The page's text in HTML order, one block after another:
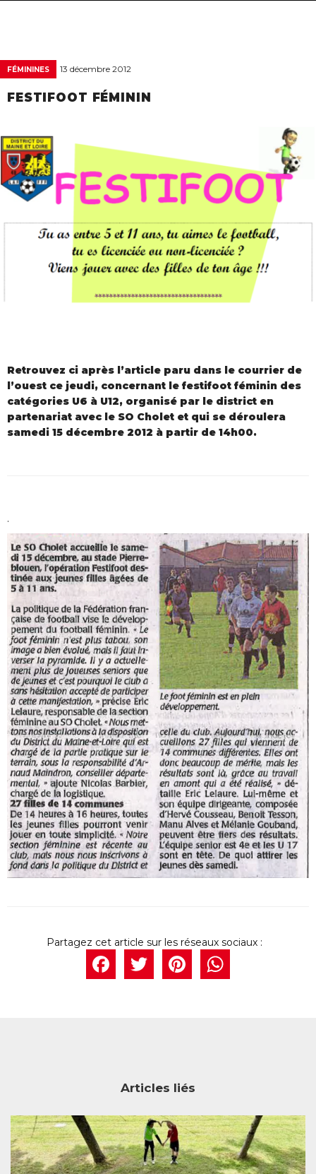
FÉMININES 13 décembre 2012
FESTIFOOT FÉMININ
Retrouvez ci après l’article paru dans le courrier de
l’ouest ce jeudi, concernant le festifoot féminin des
catégories U6 à U12, organisé par le district en
partenariat avec le SO Cholet et qui se déroulera
samedi 15 décembre 2012 à partir de 14h00.
.
Facebook
Twitter
Articles liés